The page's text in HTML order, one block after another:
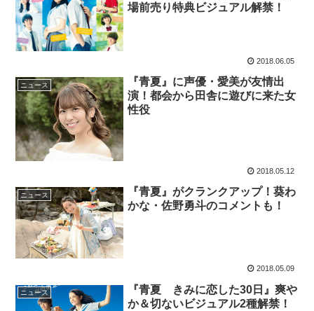
場前売り特典ビジュアル解禁！
2018.06.05
ニュース
『青夏』に声優・愛美が友情出
演！都会から田舎に遊びに来た女
性役
2018.05.12
ニュース
『青夏』がクランクアップ！葵わ
かな・佐野勇斗のコメントも！
2018.05.09
ニュース
『青夏 きみに恋した30日』爽や
か＆切ないビジュアル2種解禁！